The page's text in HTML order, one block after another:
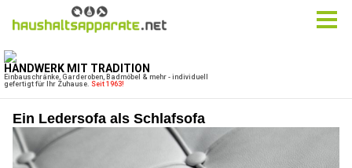
Ein Ledersofa als Schlafsofa